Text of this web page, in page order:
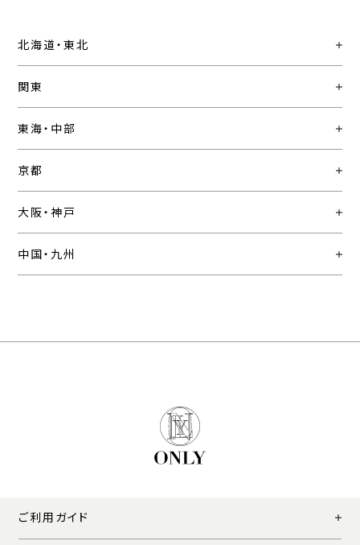
北海道・東北
関東
東海・中部
京都
大阪・神戸
中国・九州
ご利用ガイド